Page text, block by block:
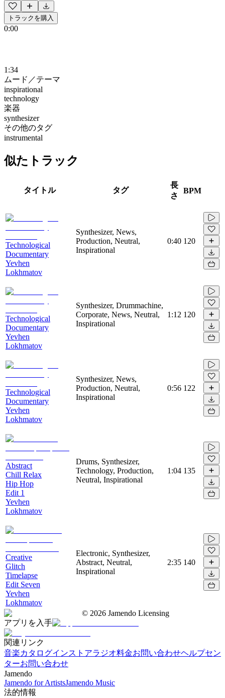
トラックを購入
0:00
1:34
ムード／テーマ
inspirational
technology
楽器
synthesizer
その他のタグ
instrumental
似たトラック
タイトル タグ
長
さ
BPM
Technological
Documentary
Yevhen
Lokhmatov
Synthesizer, News,
Production, Neutral,
Inspirational
0:40 120
Technological
Documentary
Yevhen
Lokhmatov
Synthesizer, Drummachine,
Corporate, News, Neutral,
Inspirational
1:12 120
Technological
Documentary
Yevhen
Lokhmatov
Synthesizer, News,
Production, Neutral,
Inspirational
0:56 122
Abstract
Chill Relax
Hip Hop
Edit 1
Yevhen
Lokhmatov
Drums, Synthesizer,
Technology, Production,
Neutral, Inspirational
1:04 135
Creative
Glitch
Timelapse
Edit Seven
Yevhen
Lokhmatov
Electronic, Synthesizer,
Abstract, Neutral,
Inspirational
2:35 140
© 2026 Jamendo Licensing
アプリを入手
関連リンク
音楽カタログインストアラジオ料金お問い合わせヘルプセン
ターお問い合わせ
Jamendo
Jamendo for ArtistsJamendo Music
法的情報